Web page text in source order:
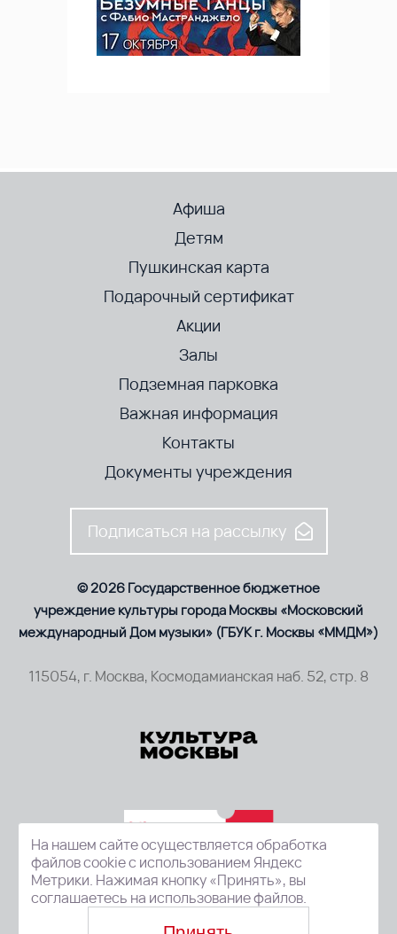
Афиша
Детям
Пушкинская карта
Подарочный сертификат
Акции
Залы
Подземная парковка
Важная информация
Контакты
Документы учреждения
Подписаться на рассылку
© 2026 Государственное бюджетное
учреждение культуры города Москвы «Московский
международный Дом музыки» (ГБУК г. Москвы «ММДМ»)
115054, г. Москва, Космодамианская наб. 52, стр. 8
На нашем сайте осуществляется обработка
файлов cookie с использованием Яндекс
Метрики. Нажимая кнопку «Принять», вы
соглашаетесь на использование файлов.